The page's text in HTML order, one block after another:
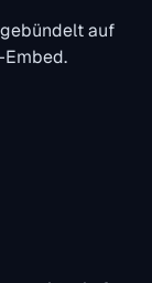
auf
Embed.